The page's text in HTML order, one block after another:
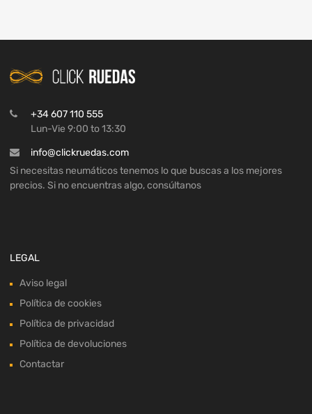
+34 607 110 555
Lun-Vie 9:00 to 13:30
info@clickruedas.com
Si necesitas neumáticos tenemos lo que buscas a los mejores
precios. Si no encuentras algo, consúltanos
LEGAL
Aviso legal
Política de cookies
Política de privacidad
Política de devoluciones
Contactar